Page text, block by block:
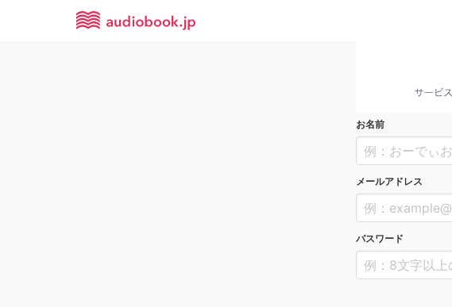
お名前
メールアドレス
パスワード